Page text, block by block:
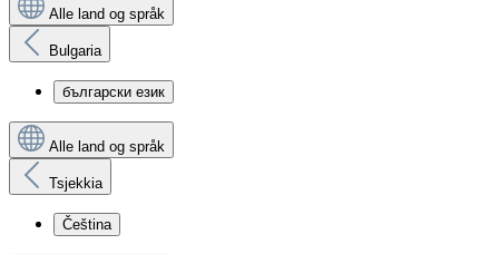
Alle land og språk
Bulgaria
български език
Alle land og språk
Tsjekkia
Čeština